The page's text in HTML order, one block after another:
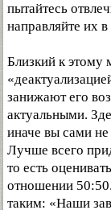
пытайтесь
направляйте их
Близкий к этому
занижают его
актуальными.
иначе вы сами
Лучше всего
то есть
отношении
таким: «Наши